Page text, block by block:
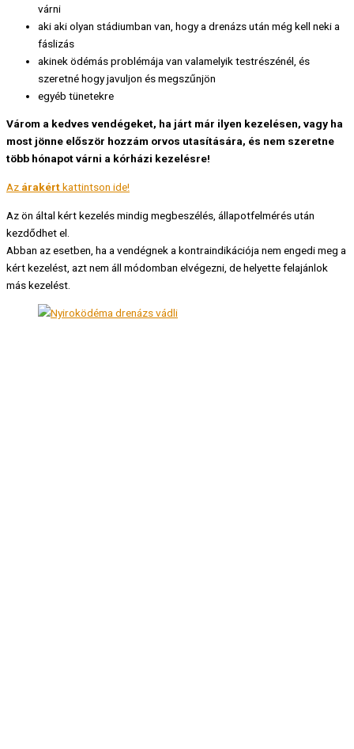
várni
aki aki olyan stádiumban van, hogy a drenázs után még kell neki a
fáslizás
akinek ödémás problémája van valamelyik testrészénél, és
szeretné hogy javuljon és megszűnjön
egyéb tünetekre
Várom a kedves vendégeket, ha járt már ilyen kezelésen, vagy ha
most jönne először hozzám orvos utasítására, és nem szeretne
több hónapot várni a kórházi kezelésre!
Az árakértkattintson ide!
Az ön által kért kezelés mindig megbeszélés, állapotfelmérés után
kezdődhet el.
Abban az esetben, ha a vendégnek a kontraindikációja nem engedi meg a
kért kezelést, azt nem áll módomban elvégezni, de helyette felajánlok
más kezelést.